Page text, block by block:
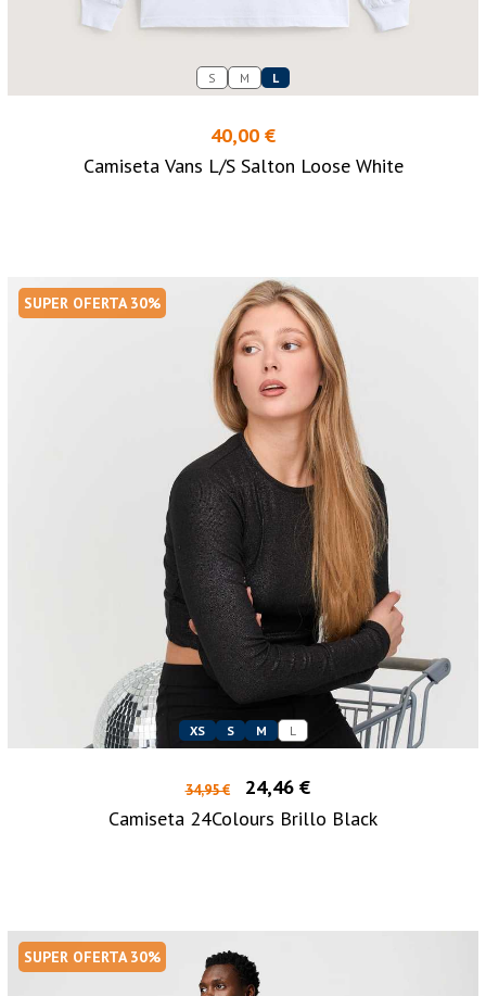
S M L
40,00 €
Camiseta Vans L/S Salton Loose White
SUPER OFERTA 30%
XS S M L
34,95 €
24,46 €
Camiseta 24Colours Brillo Black
SUPER OFERTA 30%